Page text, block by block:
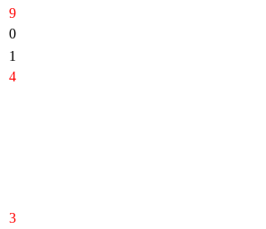
9
0
1
4
3